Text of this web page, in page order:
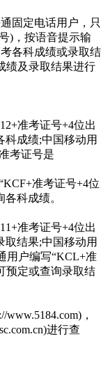
固定电话用户，只
)，按语音提示输
各科成绩或录取结
绩及录取结果进行
准考证号+4位出
科成绩;中国移动用
考证号是
准考证号+4位
科成绩。
准考证号+4位出
取结果;中国移动用
用户编写“KCL+准
预定或查询录取结
，
进行查